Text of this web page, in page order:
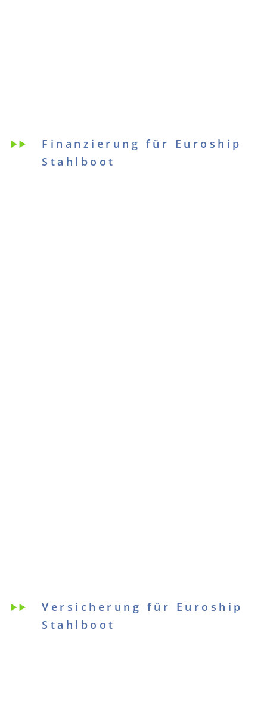
Finanzierung für Euroship
Stahlboot
Versicherung für Euroship
Stahlboot